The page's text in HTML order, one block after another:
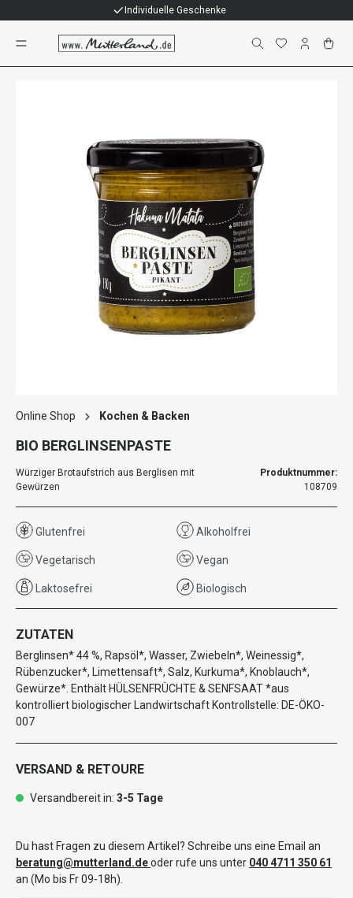
Individuelle Geschenke
Online Shop Kochen & Backen
BIO BERGLINSENPASTE
Würziger Brotaufstrich aus Berglisen mit
Gewürzen
Produktnummer:
108709
Glutenfrei Alkoholfrei
Vegetarisch Vegan
Laktosefrei Biologisch
ZUTATEN
Berglinsen* 44 %, Rapsöl*, Wasser, Zwiebeln*, Weinessig*,
Rübenzucker*, Limettensaft*, Salz, Kurkuma*, Knoblauch*,
Gewürze*. Enthält HÜLSENFRÜCHTE & SENFSAAT *aus
kontrolliert biologischer Landwirtschaft Kontrollstelle: DE-ÖKO-
007
VERSAND & RETOURE
Versandbereit in: 3-5 Tage
Du hast Fragen zu diesem Artikel? Schreibe uns eine Email an
beratung@mutterland.deoder rufe uns unter 040 4711 350 61
an (Mo bis Fr 09-18h).